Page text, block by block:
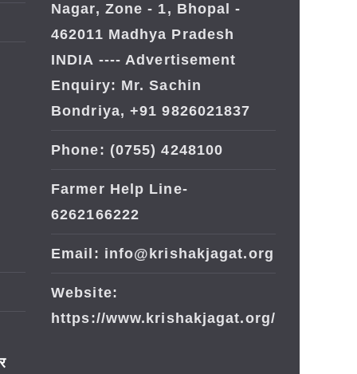
Nagar, Zone - 1, Bhopal -
462011 Madhya Pradesh
INDIA ---- Advertisement
Enquiry: Mr. Sachin
Bondriya, +91 9826021837
Phone: (0755) 4248100
Farmer Help Line-
6262166222
Email: info@krishakjagat.org
Website:
https://www.krishakjagat.org/